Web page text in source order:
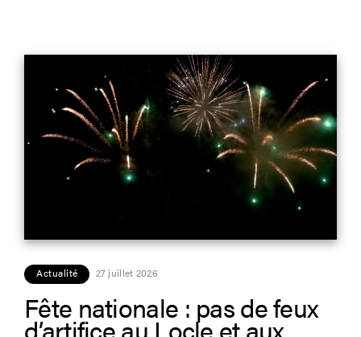
Actualité 27 juillet 2026
Fête nationale : pas de feux
d’artifice au Locle et aux